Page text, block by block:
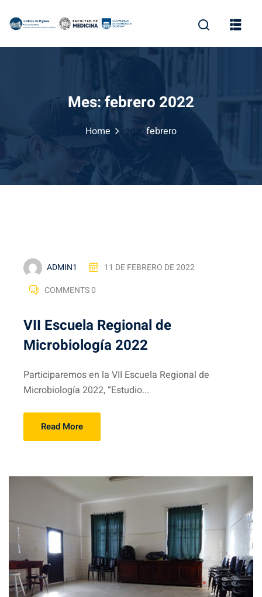
Mes:febrero 2022
Home 2022febrero
ADMIN1
11 DE FEBRERO DE 2022
COMMENTS 0
VII Escuela Regional de
Microbiología 2022
Participaremos en la VII Escuela Regional de
Microbiología 2022, “Estudio...
Read More